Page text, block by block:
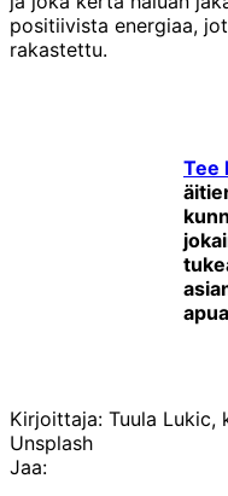
positiivista energiaa,
rakastettu.
Tee
Kirjoittaja: Tuula Lukic,
Unsplash
Jaa: